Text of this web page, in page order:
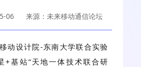
06 来源：未来移动通信论坛
动设计院-东南大学联合实验
+基站”天地一体技术联合研